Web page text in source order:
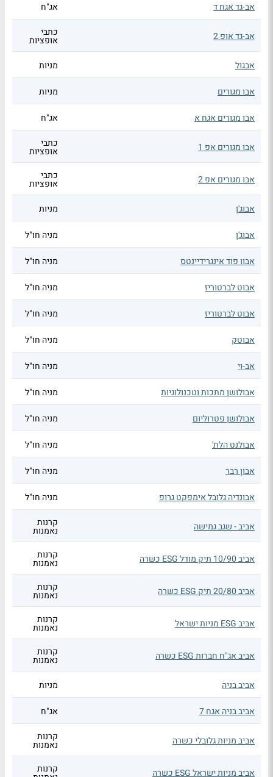
אב-גד אגח ד אג"ח
אב-גד אופ 2 כתבי
אופציות
אבגול
מניות
אבו מגורים מניות
אבו מגורים אגח א אג"ח
אבו מגורים אפ 1 כתבי
אופציות
אבו מגורים אפ 2 כתבי
אופציות
אבוג'ן
מניות
אבוג'ן מניה חו"ל
אבוו פוד אינגרידיינטס מניה חו"ל
אבוט לברטוריז מניה חו"ל
אבוט לברטוריז מניה חו"ל
אבוטק מניה חו"ל
אב-וי מניה חו"ל
אבולושן מתכות וטכנולוגיות מניה חו"ל
אבולושן פטרוליום מניה חו"ל
אבולנט הלת' מניה חו"ל
אבון רבר מניה חו"ל
אבונדיה גלובל אימפקט גרופ מניה חו"ל
אביב - שגב גמישה קרנות
נאמנות
אביב 10/90 תיק מודל ESG כשרה קרנות
נאמנות
אביב 20/80 תיק ESG כשרה קרנות
נאמנות
אביב ESG מניות ישראל קרנות
נאמנות
אביב אג"ח חברות ESG כשרה קרנות
נאמנות
אביב בניה
מניות
אביב בניה אגח 7 אג"ח
אביב מניות גלובלי כשרה קרנות
נאמנות
אביב מניות ישראל ESG כשרה קרנות